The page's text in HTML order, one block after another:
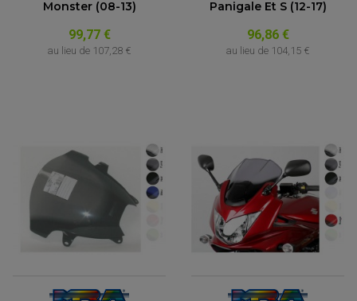
Monster (08-13)
99,77 €
au lieu de 107,28 €
Panigale Et S (12-17)
96,86 €
au lieu de 104,15 €